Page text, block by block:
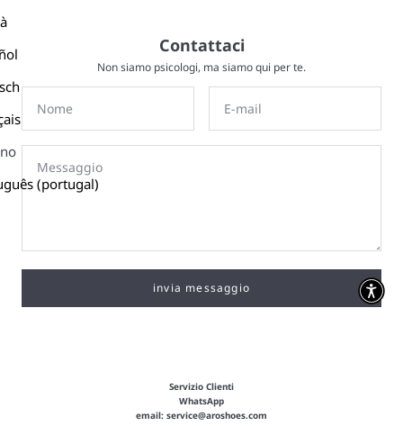
(portugal)
Contattaci
Non siamo psicologi, ma siamo qui per te.
invia messaggio
Servizio Clienti
WhatsApp
email: service@aroshoes.com